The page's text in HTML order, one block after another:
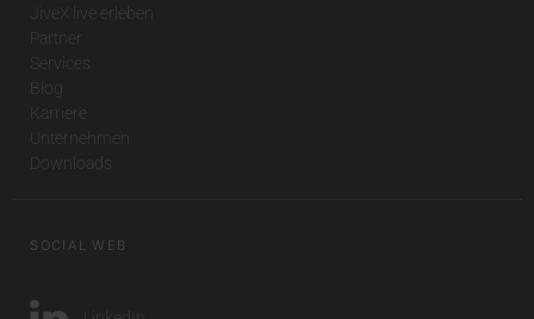
JiveX live erleben
Partner
Services
Blog
Karriere
Unternehmen
Downloads
SOCIAL WEB